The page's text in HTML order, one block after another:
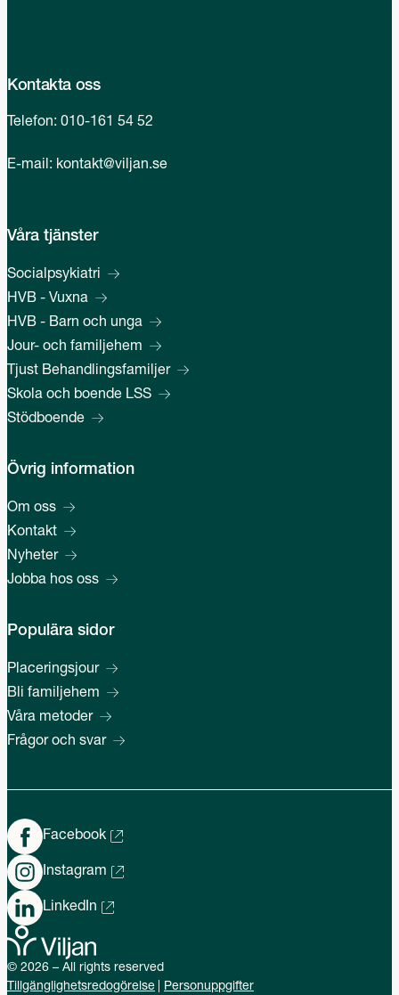
Kontakta oss
Telefon: 010-161 54 52
E-mail: kontakt@viljan.se
Våra tjänster
Socialpsykiatri
HVB - Vuxna
HVB - Barn och unga
Jour- och familjehem
Tjust Behandlingsfamiljer
Skola och boende LSS
Stödboende
Övrig information
Om oss
Kontakt
Nyheter
Jobba hos oss
Populära sidor
Placeringsjour
Bli familjehem
Våra metoder
Frågor och svar
Facebook
Instagram
LinkedIn
© 2026 – All rights reserved
Tillgänglighetsredogörelse
Personuppgifter